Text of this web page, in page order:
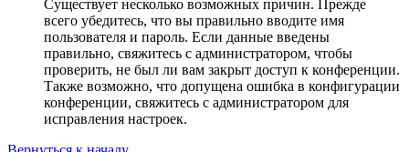
Существует несколько возможных причин. Прежде
всего убедитесь, что вы правильно вводите имя
пользователя и пароль. Если данные введены
правильно, свяжитесь с администратором, чтобы
проверить, не был ли вам закрыт доступ к конференции.
Также возможно, что допущена ошибка в конфигурации
конференции, свяжитесь с администратором для
исправления настроек.